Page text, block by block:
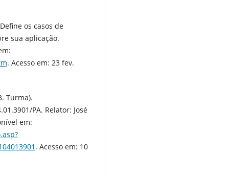
os casos de
sua aplicação.
. Acesso em: 23 fev.
Turma).
PA. Relator: José
em:
. Acesso em: 10